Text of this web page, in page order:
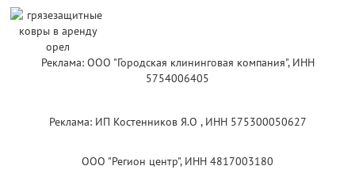
Реклама: ООО "Городская клининговая компания", ИНН
5754006405
Реклама: ИП Костенников Я.О , ИНН 575300050627
ООО "Регион центр", ИНН 4817003180